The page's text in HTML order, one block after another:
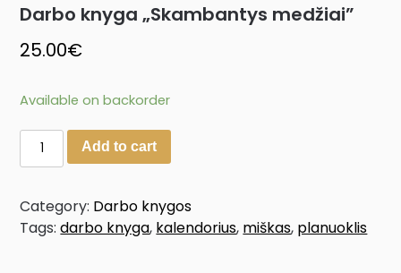
Darbo knyga „Skambantys medžiai”
25.00€
Available on backorder
Add to cart
Category: Darbo knygos
Tags:darbo knyga, kalendorius, miškas, planuoklis